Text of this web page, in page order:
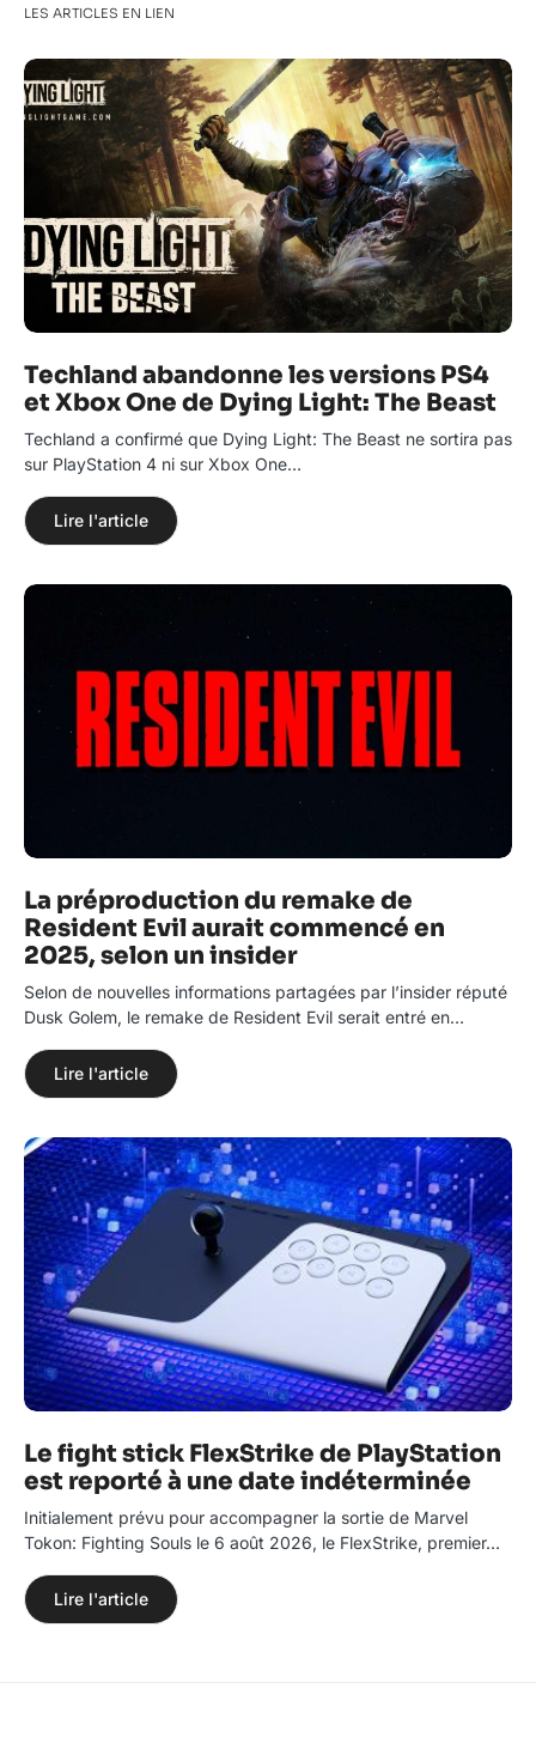
LES ARTICLES EN LIEN
Techland abandonne les versions PS4
et Xbox One de Dying Light: The Beast
Techland a confirmé que Dying Light: The Beast ne sortira pas
sur PlayStation 4 ni sur Xbox One…
Lire l'article
La préproduction du remake de
Resident Evil aurait commencé en
2025, selon un insider
Selon de nouvelles informations partagées par l’insider réputé
Dusk Golem, le remake de Resident Evil serait entré en…
Lire l'article
Le fight stick FlexStrike de PlayStation
est reporté à une date indéterminée
Initialement prévu pour accompagner la sortie de Marvel
Tokon: Fighting Souls le 6 août 2026, le FlexStrike, premier…
Lire l'article